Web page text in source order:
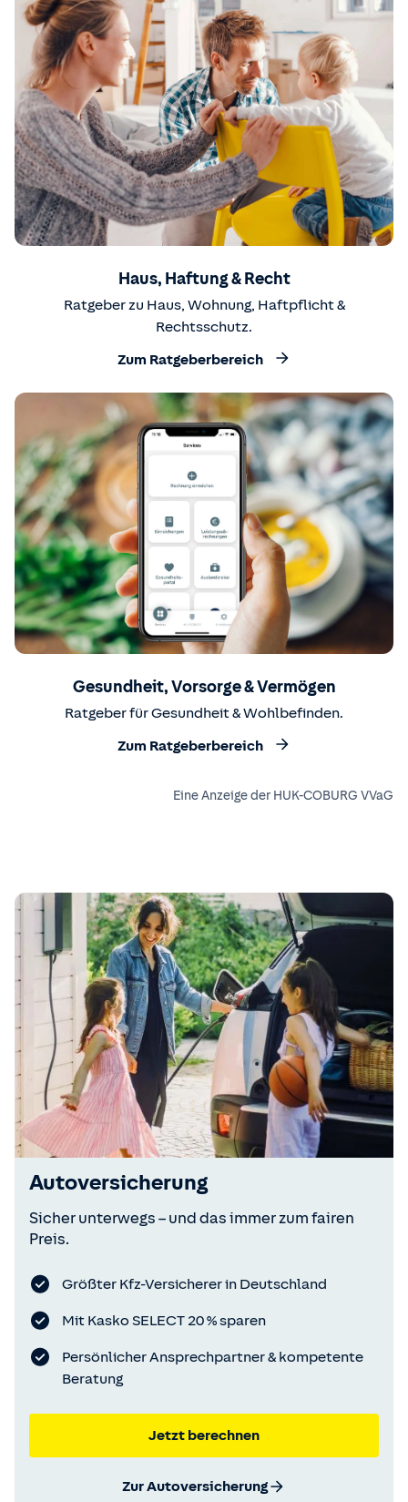
Haus, Haftung & Recht
Ratgeber zu Haus, Wohnung, Haftpflicht &
Rechtsschutz.
Zum Ratgeberbereich
Gesundheit, Vorsorge & Vermögen
Ratgeber für Gesundheit & Wohlbefinden.
Zum Ratgeberbereich
Eine Anzeige der HUK-COBURG VVaG
Autoversicherung
Sicher unterwegs – und das immer zum fairen
Preis.
Größter Kfz-Versicherer in Deutschland
Mit Kasko SELECT 20 % sparen
Persönlicher Ansprechpartner & kompetente
Beratung
Jetzt berechnen
Zur Autoversicherung